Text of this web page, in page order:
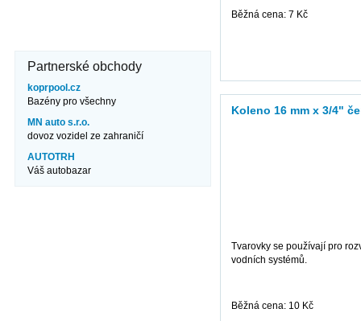
Běžná cena: 7 Kč
Koleno 16 mm x 3/4"
Tvarovky se používají pro
vodních systémů.
Běžná cena: 10 Kč
Partnerské obchody
koprpool.cz
Bazény pro všechny
MN auto s.r.o.
dovoz vozidel ze zahraničí
AUTOTRH
Váš autobazar